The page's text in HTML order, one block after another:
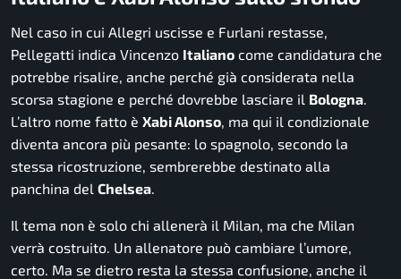
Nel caso in cui Allegri uscisse e Furlani restasse,
Pellegatti indica Vincenzo Italiano come candidatura che
potrebbe risalire, anche perché già considerata nella
scorsa stagione e perché dovrebbe lasciare il Bologna.
L’altro nome fatto è Xabi Alonso, ma qui il condizionale
diventa ancora più pesante: lo spagnolo, secondo la
stessa ricostruzione, sembrerebbe destinato alla
panchina del Chelsea.
Il tema non è solo chi allenerà il Milan, ma che Milan
verrà costruito. Un allenatore può cambiare l’umore,
certo. Ma se dietro resta la stessa confusione, anche il